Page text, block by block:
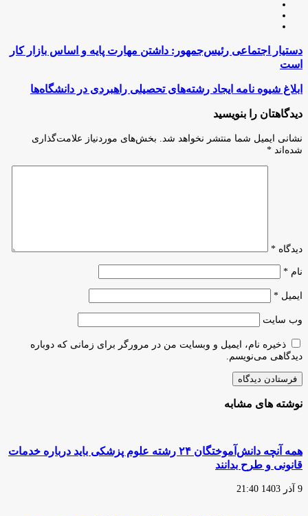
دستیار
اجتماعی
رئیس‌جمهور:
داشتن
مهارت
پایه
و
بازار
کار
دستیار اجتماعی رئیس‌جمهور: داشتن مهارت پایه و اساس بازار کار
است
ابلاغ
نامه
رشته‌های
تحصیلی
ابلاغ شیوه نامه ایجاد رشته‌های تحصیلی راهبردی در دانشگاه‌ها
دیدگاهتان را بنویسید
نشانی ایمیل شما منتشر نخواهد شد.
بخش‌های موردنیاز علامت‌گذاری
شده‌اند *
دیدگاه *
نام *
ایمیل *
وب‌ سایت
ذخیره نام، ایمیل و وبسایت من در مرورگر برای زمانی که دوباره
دیدگاهی می‌نویسم.
نوشته های مشابه
همه آنچه دانش‌آموختگان ۲۴ رشته علوم پزشکی باید درباره خدمات
قانونی و طرح بدانند
9 آذر 1403 21:40